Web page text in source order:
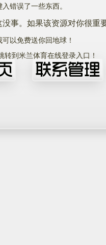
错误了一些东西。
事。如果该资源对你很重
以免费送你回地球！
到米兰体育在线登录入口！